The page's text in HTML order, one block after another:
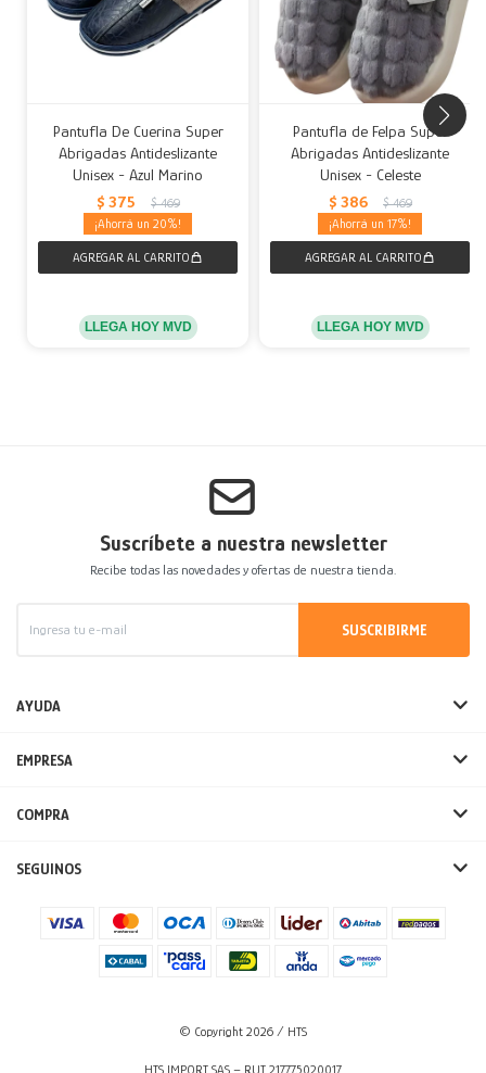
Pantufla De Cuerina Super
Abrigadas Antideslizante
Unisex - Azul Marino
$ 375 $ 469
20
LLEGA HOY MVD
Pantufla de Felpa Super
Abrigadas Antideslizante
Unisex - Celeste
$ 386 $ 469
17
LLEGA HOY MVD
Suscríbete a nuestra newsletter
Recibe todas las novedades y ofertas de nuestra tienda.
SUSCRIBIRME
AYUDA
EMPRESA
COMPRA
SEGUINOS
© Copyright 2026 / HTS
HTS IMPORT SAS – RUT 217775020017